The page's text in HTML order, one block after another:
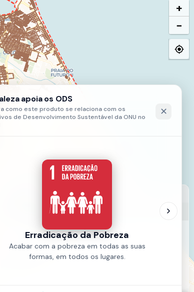
+
−
Rede de Esgoto
Rede de Esgoto
Fonte: CAGECE
2024